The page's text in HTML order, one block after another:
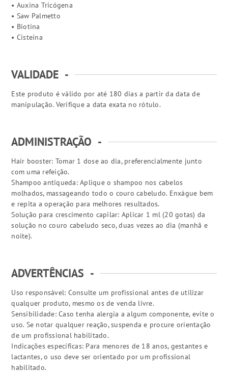
• Auxina Tricógena
• Saw Palmetto
• Biotina
• Cisteína
VALIDADE -
Este produto é válido por até 180 dias a partir da data de
manipulação. Verifique a data exata no rótulo.
ADMINISTRAÇÃO -
Hair booster: Tomar 1 dose ao dia, preferencialmente junto
com uma refeição.
Shampoo antiqueda: Aplique o shampoo nos cabelos
molhados, massageando todo o couro cabeludo. Enxágue bem
e repita a operação para melhores resultados.
Solução para crescimento capilar: Aplicar 1 ml (20 gotas) da
solução no couro cabeludo seco, duas vezes ao dia (manhã e
noite).
ADVERTÊNCIAS -
Uso responsável: Consulte um profissional antes de utilizar
qualquer produto, mesmo os de venda livre.
Sensibilidade: Caso tenha alergia a algum componente, evite o
uso. Se notar qualquer reação, suspenda e procure orientação
de um profissional habilitado.
Indicações específicas: Para menores de 18 anos, gestantes e
lactantes, o uso deve ser orientado por um profissional
habilitado.